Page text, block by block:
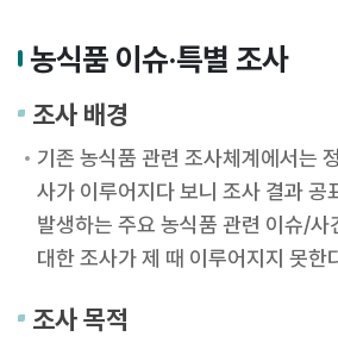
농식품 이슈·특별 조사
조사 배경
기존 농식품 관련 조사체계에서는
사가 이루어지다 보니 조사 결과 공
발생하는 주요 농식품 관련 이슈/사
대한 조사가 제 때 이루어지지 못한
조사 목적